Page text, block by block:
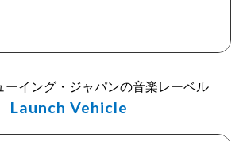
ーイング・ジャパンの音楽レーベル
Launch Vehicle